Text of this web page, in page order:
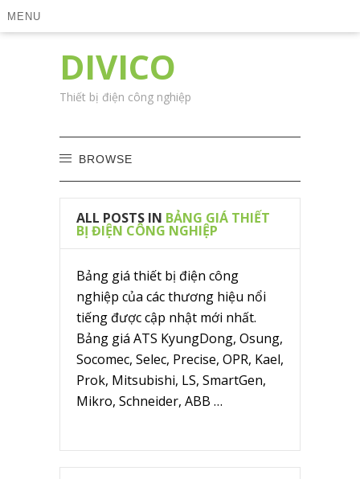
MENU
DIVICO
Thiết bị điện công nghiệp
BROWSE
ALL POSTS IN BẢNG GIÁ THIẾT
BỊ ĐIỆN CÔNG NGHIỆP
Bảng giá thiết bị điện công
nghiệp của các thương hiệu nổi
tiếng được cập nhật mới nhất.
Bảng giá ATS KyungDong, Osung,
Socomec, Selec, Precise, OPR, Kael,
Prok, Mitsubishi, LS, SmartGen,
Mikro, Schneider, ABB …